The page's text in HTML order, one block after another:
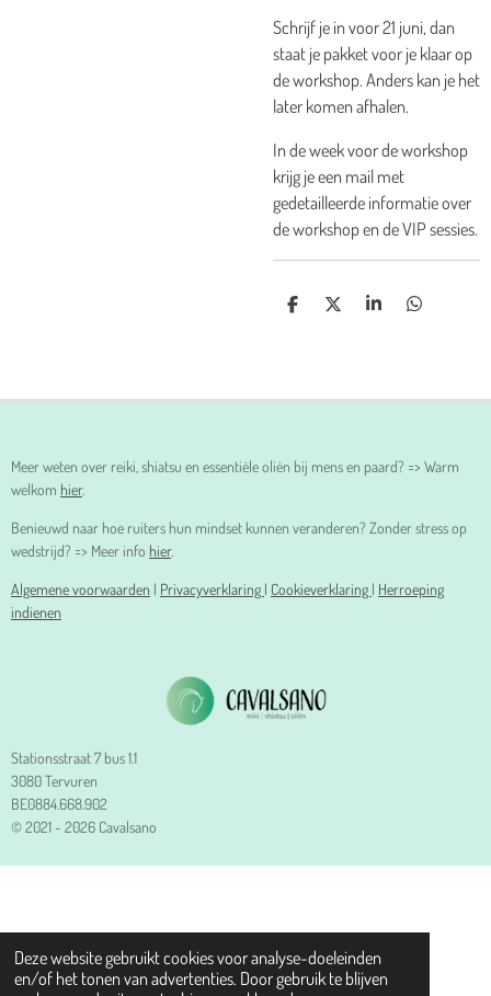
Deze website gebruikt cookies voor analyse-doeleinden
en/of het tonen van advertenties. Door gebruik te blijven
Schrijf je in voor 21 juni, dan
staat je pakket voor je klaar op
de workshop. Anders kan je het
later komen afhalen.
In de week voor de workshop
krijg je een mail met
gedetailleerde informatie over
de workshop en de VIP sessies.
D
D
S
D
Meer weten over reiki, shiatsu en essentiële oliën bij mens en paard? => Warm
welkom hier.
Benieuwd naar hoe ruiters hun mindset kunnen veranderen? Zonder stress op
wedstrijd? => Meer info hier.
Algemene voorwaarden | Privacyverklaring | Cookieverklaring | Herroeping
indienen
Stationsstraat 7 bus 1.1
3080 Tervuren
BE0884.668.902
© 2021 - 2026 Cavalsano